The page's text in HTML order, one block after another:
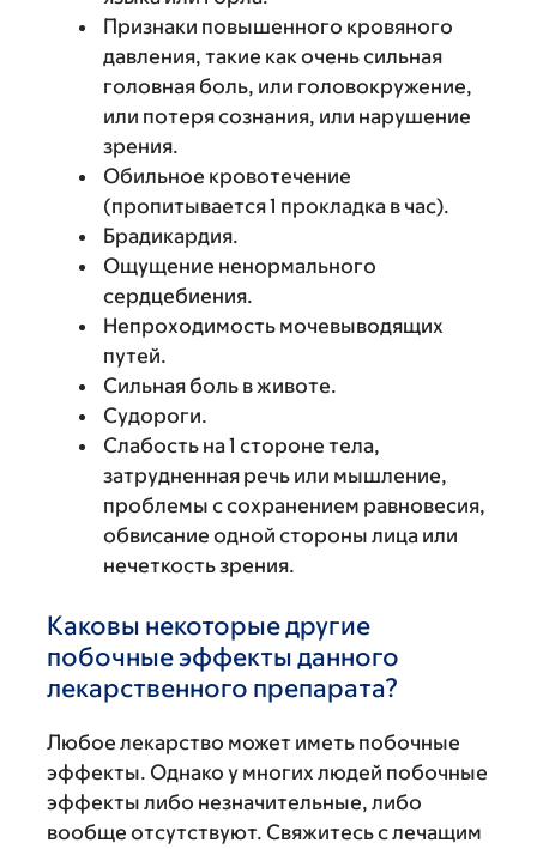
Признаки повышенного кровяного
давления, такие как очень сильная
головная боль, или головокружение,
или потеря сознания, или нарушение
зрения.
Обильное кровотечение
(пропитывается 1 прокладка в час).
Брадикардия.
Ощущение ненормального
сердцебиения.
Непроходимость мочевыводящих
путей.
Сильная боль в животе.
Судороги.
Слабость на 1 стороне тела,
затрудненная речь или мышление,
проблемы с сохранением равновесия,
обвисание одной стороны лица или
нечеткость зрения.
Каковы некоторые другие
побочные эффекты данного
лекарственного препарата?
Любое лекарство может иметь побочные
эффекты. Однако у многих людей побочные
эффекты либо незначительные, либо
вообще отсутствуют. Свяжитесь с лечащим